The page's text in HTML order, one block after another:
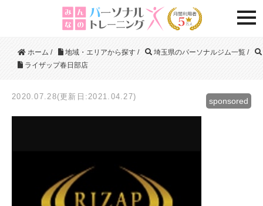
ホーム / 地域・エリアから探す / 埼玉県のパーソナルジム一覧 /
ライザップ春日部店
sponsored
2020.07.28(更新日:2021.04.27)